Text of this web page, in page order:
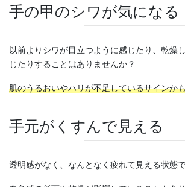
手の甲のシワが気になる
以前よりシワが目立つように感じたり、乾燥
じたりすることはありませんか？
肌のうるおいやハリが不足しているサインか
手元がくすんで見える
透明感がなく、なんとなく疲れて見える状態で